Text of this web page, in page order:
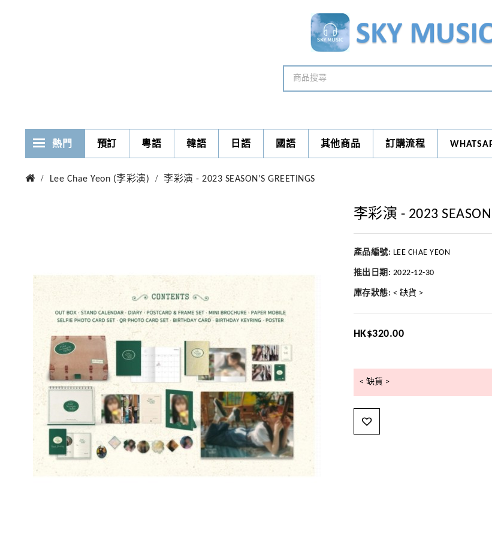
熱門 預訂 粵語 韓語 日語 國語 其他商品 訂購流程
Lee Chae Yeon (李彩演) 李彩演 - 2023 SEASON’S GREETINGS
李彩演 - 2023
產品編號: LEE CHAE YEON
推出日期: 2022-12-30
庫存狀態: < 缺貨 >
HK$320.00
< 缺貨 >